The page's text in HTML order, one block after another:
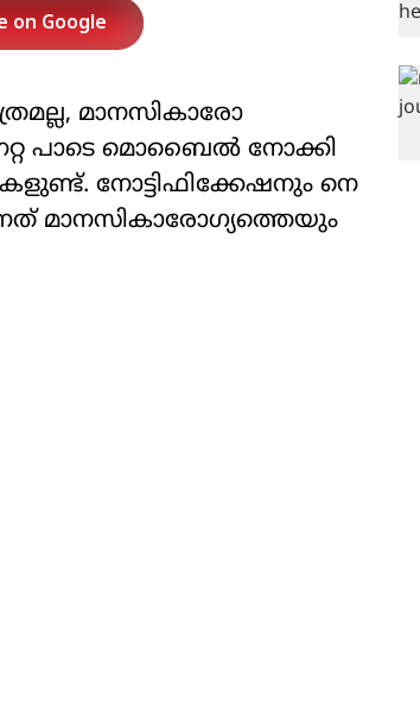
on Google
മാനസികാരോ​
പാടെ മൊബൈൽ നോക്കി
നോട്ടിഫിക്കേഷനും നെ​
മാനസികാരോ​ഗ്യത്തെയും